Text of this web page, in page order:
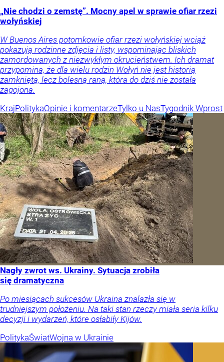
„Nie chodzi o zemstę”. Mocny apel w sprawie ofiar rzezi
wołyńskiej
W Buenos Aires potomkowie ofiar rzezi wołyńskiej wciąż
pokazują rodzinne zdjęcia i listy, wspominając bliskich
zamordowanych z niezwykłym okrucieństwem. Ich dramat
przypomina, że dla wielu rodzin Wołyń nie jest historią
zamkniętą, lecz bolesną raną, która do dziś nie została
zagojona.
KrajPolitykaOpinie i komentarzeTylko u NasTygodnik Wprost
Nagły zwrot ws. Ukrainy. Sytuacja zrobiła
się dramatyczna
Po miesiącach sukcesów Ukraina znalazła się w
trudniejszym położeniu. Na taki stan rzeczy miała seria kilku
decyzji i wydarzeń, które osłabiły Kijów.
PolitykaŚwiatWojna w Ukrainie